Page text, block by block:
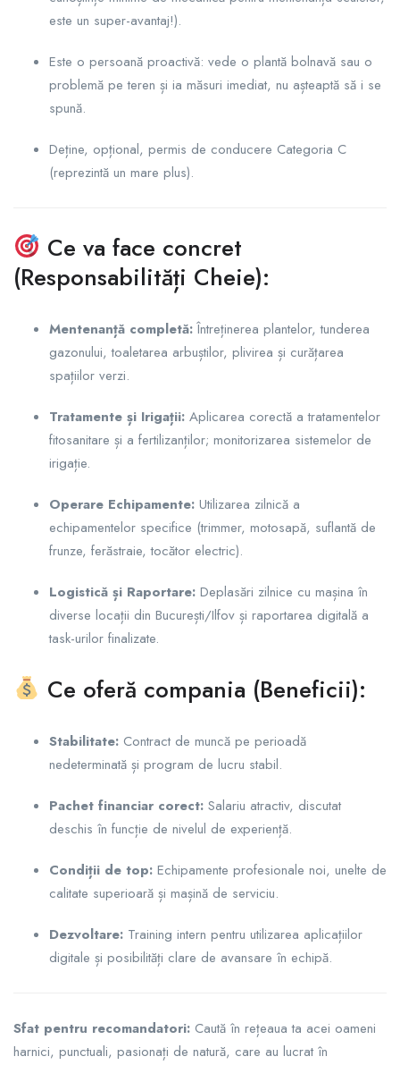
este un super-avantaj!).
Este o persoană proactivă: vede o plantă bolnavă sau o
problemă pe teren și ia măsuri imediat, nu așteaptă să i se
spună.
Deține, opțional, permis de conducere Categoria C
(reprezintă un mare plus).
Ce va face concret
(Responsabilități Cheie):
Mentenanță completă:Întreținerea plantelor, tunderea
gazonului, toaletarea arbuștilor, plivirea și curățarea
spațiilor verzi.
Tratamente și Irigații: Aplicarea corectă a tratamentelor
fitosanitare și a fertilizanților; monitorizarea sistemelor de
irigație.
Operare Echipamente: Utilizarea zilnică a
echipamentelor specifice (trimmer, motosapă, suflantă de
frunze, ferăstraie, tocător electric).
Logistică și Raportare: Deplasări zilnice cu mașina în
diverse locații din București/Ilfov și raportarea digitală a
task-urilor finalizate.
Ce oferă compania (Beneficii):
Stabilitate: Contract de muncă pe perioadă
nedeterminată și program de lucru stabil.
Pachet financiar corect: Salariu atractiv, discutat
deschis în funcție de nivelul de experiență.
Condiții de top: Echipamente profesionale noi, unelte de
calitate superioară și mașină de serviciu.
Dezvoltare: Training intern pentru utilizarea aplicațiilor
digitale și posibilități clare de avansare în echipă.
Sfat pentru recomandatori: Caută în rețeaua ta acei oameni
harnici, punctuali, pasionați de natură, care au lucrat în